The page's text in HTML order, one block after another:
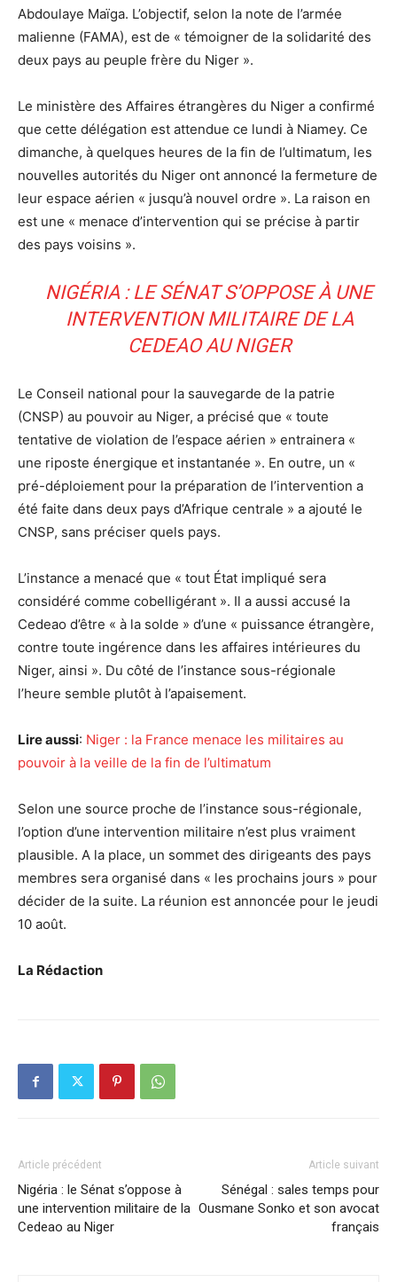
Abdoulaye Maïga. L’objectif, selon la note de l’armée
malienne (FAMA), est de « témoigner de la solidarité des
deux pays au peuple frère du Niger ».
Le ministère des Affaires étrangères du Niger a confirmé
que cette délégation est attendue ce lundi à Niamey. Ce
dimanche, à quelques heures de la fin de l’ultimatum, les
nouvelles autorités du Niger ont annoncé la fermeture de
leur espace aérien « jusqu’à nouvel ordre ». La raison en
est une « menace d’intervention qui se précise à partir
des pays voisins ».
NIGÉRIA : LE SÉNAT S’OPPOSE À UNE
INTERVENTION MILITAIRE DE LA
CEDEAO AU NIGER
Le Conseil national pour la sauvegarde de la patrie
(CNSP) au pouvoir au Niger, a précisé que « toute
tentative de violation de l’espace aérien » entrainera «
une riposte énergique et instantanée ». En outre, un «
pré-déploiement pour la préparation de l’intervention a
été faite dans deux pays d’Afrique centrale » a ajouté le
CNSP, sans préciser quels pays.
L’instance a menacé que « tout État impliqué sera
considéré comme cobelligérant ». Il a aussi accusé la
Cedeao d’être « à la solde » d’une « puissance étrangère,
contre toute ingérence dans les affaires intérieures du
Niger, ainsi ». Du côté de l’instance sous-régionale
l’heure semble plutôt à l’apaisement.
Lire aussi: Niger : la France menace les militaires au
pouvoir à la veille de la fin de l’ultimatum
Selon une source proche de l’instance sous-régionale,
l’option d’une intervention militaire n’est plus vraiment
plausible. A la place, un sommet des dirigeants des pays
membres sera organisé dans « les prochains jours » pour
décider de la suite. La réunion est annoncée pour le jeudi
10 août.
La Rédaction
Article précédent
Nigéria : le Sénat s’oppose à
une intervention militaire de la
Cedeao au Niger
Article suivant
Sénégal : sales temps pour
Ousmane Sonko et son avocat
français